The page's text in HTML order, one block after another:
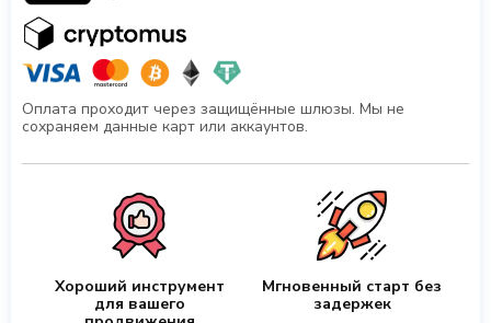
Оплата проходит через защищённые шлюзы. Мы не
сохраняем данные карт или аккаунтов.
Хороший инструмент
для вашего
Мгновенный старт без
задержек